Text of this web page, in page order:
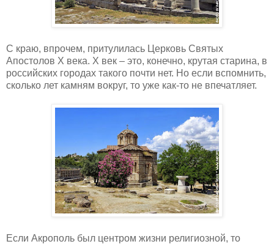
С краю, впрочем, притулилась Церковь Святых
Апостолов Х века. Х век – это, конечно, крутая старина, в
российских городах такого почти нет. Но если вспомнить,
сколько лет камням вокруг, то уже как-то не впечатляет.
Если Акрополь был центром жизни религиозной, то